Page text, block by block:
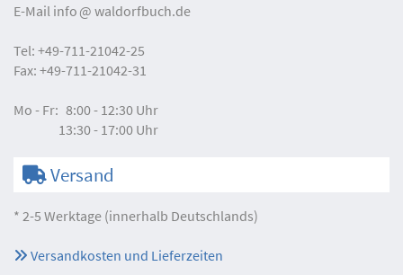
E-Mail info waldorfbuch.de
Tel: +49-711-21042-25
Fax: +49-711-21042-31
Mo - Fr: 8:00 - 12:30 Uhr
13:30 - 17:00 Uhr
Versand
* 2-5 Werktage (innerhalb Deutschlands)
Versandkosten und Lieferzeiten